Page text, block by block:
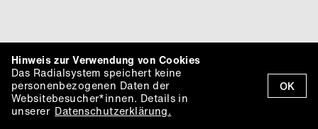
OK
Hinweis zur Verwendung von Cookies
Das Radialsystem speichert keine
personenbezogenen Daten der
Websitebesucher*innen. Details in
unserer Datenschutzerklärung.